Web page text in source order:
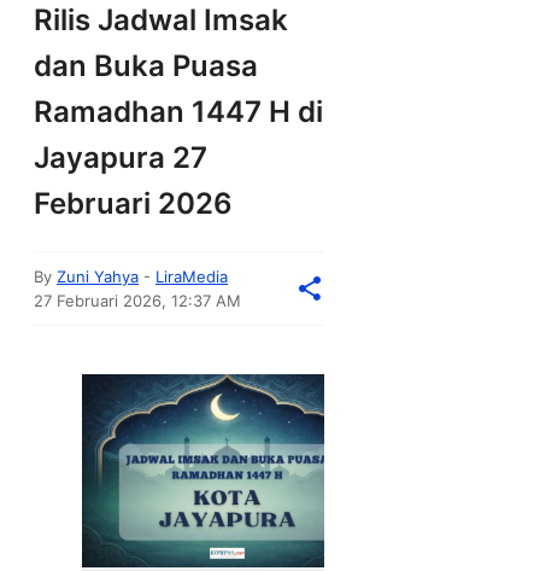
Rilis Jadwal Imsak
dan Buka Puasa
Ramadhan 1447 H di
Jayapura 27
Februari 2026
By Zuni Yahya - LiraMedia
27 Februari 2026, 12:37 AM